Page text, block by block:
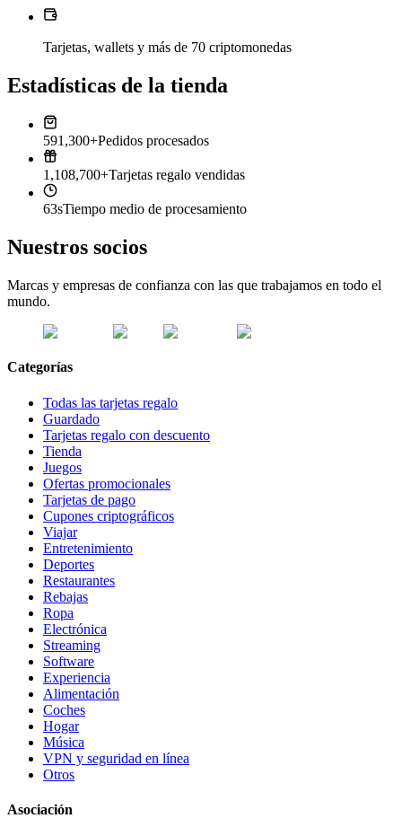
Tarjetas, wallets y más de 70 criptomonedas
Estadísticas de la tienda
591,300+Pedidos procesados
1,108,700+Tarjetas regalo vendidas
63sTiempo medio de procesamiento
Nuestros socios
Marcas y empresas de confianza con las que trabajamos en todo el
mundo.
Categorías
Todas las tarjetas regalo
Guardado
Tarjetas regalo con descuento
Tienda
Juegos
Ofertas promocionales
Tarjetas de pago
Cupones criptográficos
Viajar
Entretenimiento
Deportes
Restaurantes
Rebajas
Ropa
Electrónica
Streaming
Software
Experiencia
Alimentación
Coches
Hogar
Música
VPN y seguridad en línea
Otros
Asociación